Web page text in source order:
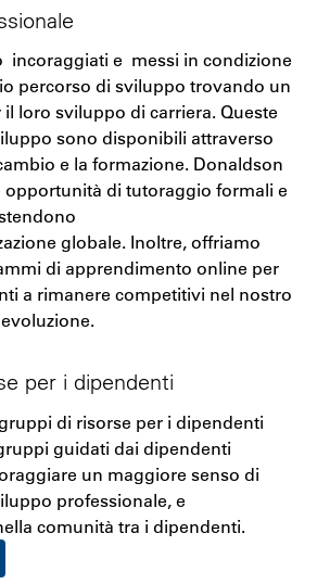
incoraggiati e messi in condizione
percorso di sviluppo trovando un
loro sviluppo di carriera. Queste
sono disponibili attraverso
e la formazione. Donaldson
opportunità di tutoraggio formali e
globale. Inoltre, offriamo
di apprendimento online per
a rimanere competitivi nel nostro
per i dipendenti
di risorse per i dipendenti
guidati dai dipendenti
un maggiore senso di
professionale, e
comunità tra i dipendenti.